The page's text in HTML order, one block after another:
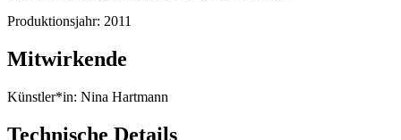
Produktionsjahr: 2011
Mitwirkende
Künstler*in: Nina Hartmann
Technische Details